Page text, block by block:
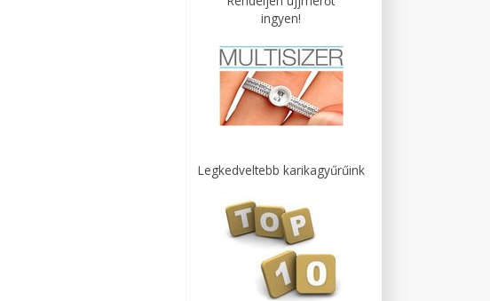
ingyen!
Legkedveltebb karikagyűrűink